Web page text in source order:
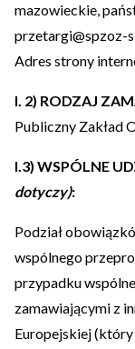
mazowieckie,
przetargi@spzoz-
Adres strony
I. 2) RODZAJ
Publiczny Zakład
I.3) WSPÓLNE
dotyczy):
Podział
wspólnego
przypadku
zamawiającymi z
Europejskiej